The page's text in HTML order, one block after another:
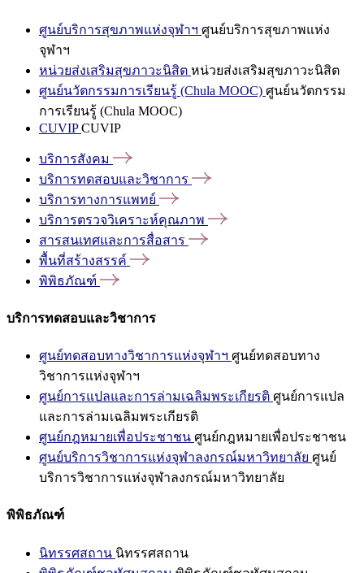
ศูนย์บริการสุขภาพแห่งจุฬาฯ ศูนย์บริการสุขภาพแห่ง
จุฬาฯ
หน่วยส่งเสริมสุขภาวะนิสิต หน่วยส่งเสริมสุขภาวะนิสิต
ศูนย์นวัตกรรมการเรียนรู้ (Chula MOOC) ศูนย์นวัตกรรม
การเรียนรู้ (Chula MOOC)
CUVIPCUVIP
บริการสังคม
บริการทดสอบและวิชาการ
บริการทางการแพทย์
บริการตรวจวิเคราะห์คุณภาพ
สารสนเทศและการสื่อสาร
พื้นที่สร้างสรรค์
พิพิธภัณฑ์
บริการทดสอบและวิชาการ
ศูนย์ทดสอบทางวิชาการแห่งจุฬาฯ ศูนย์ทดสอบทาง
วิชาการแห่งจุฬาฯ
ศูนย์การแปลและการล่ามเฉลิมพระเกียรติ ศูนย์การแปล
และการล่ามเฉลิมพระเกียรติ
ศูนย์กฎหมายเพื่อประชาชน ศูนย์กฎหมายเพื่อประชาชน
ศูนย์บริการวิชาการแห่งจุฬาลงกรณ์มหาวิทยาลัย ศูนย์
บริการวิชาการแห่งจุฬาลงกรณ์มหาวิทยาลัย
พิพิธภัณฑ์
นิทรรศสถาน นิทรรศสถาน